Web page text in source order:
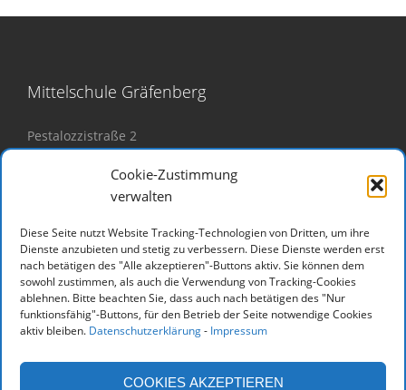
Cookie-Zustimmung
verwalten
Diese Seite nutzt Website Tracking-Technologien von Dritten, um ihre
Dienste anzubieten und stetig zu verbessern. Diese Dienste werden erst
nach betätigen des "Alle akzeptieren"-Buttons aktiv. Sie können dem
sowohl zustimmen, als auch die Verwendung von Tracking-Cookies
ablehnen. Bitte beachten Sie, dass auch nach betätigen des "Nur
funktionsfähig"-Buttons, für den Betrieb der Seite notwendige Cookies
aktiv bleiben. Datenschutzerklärung- Impressum
COOKIES AKZEPTIEREN
Mittelschule Gräfenberg
Pestalozzistraße 2
Tel.: 09192 928990
Impressum
hier geht es zu unseremImpressum
hier geht es zu unsererDatenschutzerklärung